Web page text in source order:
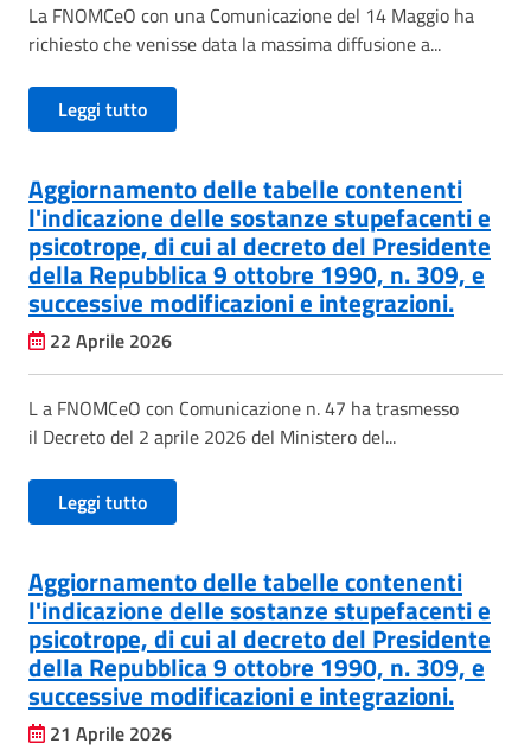
La FNOMCeO con una Comunicazione del 14 Maggio ha
richiesto che venisse data la massima diffusione a...
Leggi tutto
Aggiornamento delle tabelle contenenti
l'indicazione delle sostanze stupefacenti e
psicotrope, di cui al decreto del Presidente
della Repubblica 9 ottobre 1990, n. 309, e
successive modificazioni e integrazioni.
22 Aprile 2026
L a FNOMCeO con Comunicazione n. 47 ha trasmesso
il Decreto del 2 aprile 2026 del Ministero del...
Leggi tutto
Aggiornamento delle tabelle contenenti
l'indicazione delle sostanze stupefacenti e
psicotrope, di cui al decreto del Presidente
della Repubblica 9 ottobre 1990, n. 309, e
successive modificazioni e integrazioni.
21 Aprile 2026